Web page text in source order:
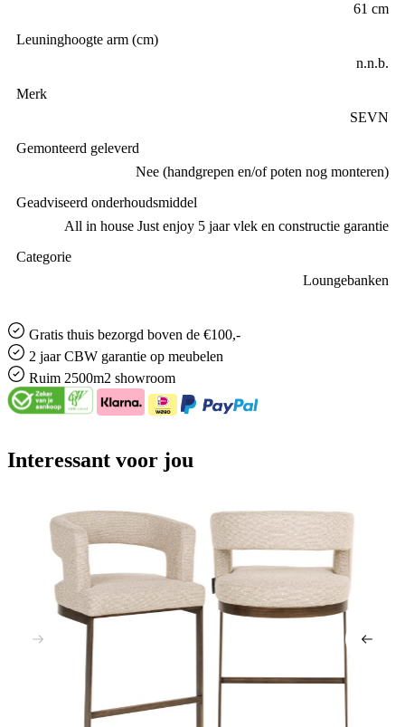
61 cm
Leuninghoogte arm (cm)
n.n.b.
Merk
SEVN
Gemonteerd geleverd
Nee (handgrepen en/of poten nog monteren)
Geadviseerd onderhoudsmiddel
All in house Just enjoy 5 jaar vlek en constructie garantie
Categorie
Loungebanken
Gratis thuis bezorgd boven de €100,-
2 jaar CBW garantie op meubelen
Ruim 2500m2 showroom
Interessant voor jou